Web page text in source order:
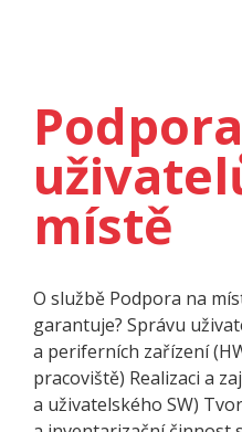
Podpora
místě
O službě Podpora na
garantuje? Správu
a periferních zařízení
pracoviště) Realizaci a
a uživatelského SW)